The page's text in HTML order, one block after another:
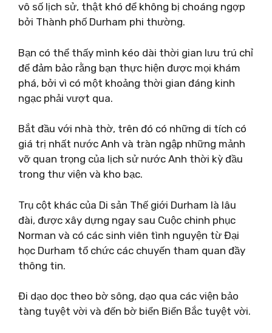
vô số lịch sử, thật khó để không bị choáng ngợp
bởi Thành phố Durham phi thường.
Bạn có thể thấy mình kéo dài thời gian lưu trú chỉ
để đảm bảo rằng bạn thực hiện được mọi khám
phá, bởi vì có một khoảng thời gian đáng kinh
ngạc phải vượt qua.
Bắt đầu với nhà thờ, trên đó có những di tích có
giá trị nhất nước Anh và tràn ngập những mảnh
vỡ quan trọng của lịch sử nước Anh thời kỳ đầu
trong thư viện và kho bạc.
Trụ cột khác của Di sản Thế giới Durham là lâu
đài, được xây dựng ngay sau Cuộc chinh phục
Norman và có các sinh viên tình nguyện từ Đại
học Durham tổ chức các chuyến tham quan đầy
thông tin.
Đi dạo dọc theo bờ sông, dạo qua các viện bảo
tàng tuyệt vời và đến bờ biển Biển Bắc tuyệt vời.